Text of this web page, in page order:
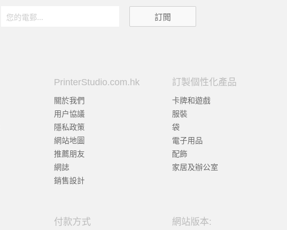
PrinterStudio.com.hk
關於我們
用户協議
隱私政策
網站地圖
推薦朋友
網誌
銷售設計
訂製個性化產品
卡牌和遊戲
服裝
袋
電子用品
配飾
家居及辦公室
付款方式 網站版本: